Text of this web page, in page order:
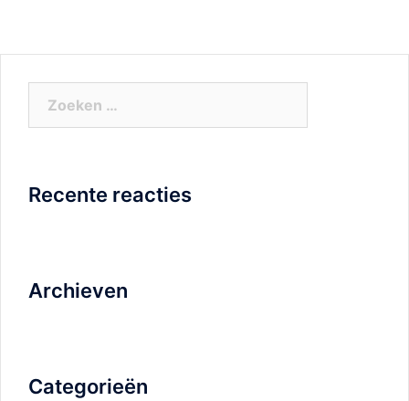
Recente reacties
Archieven
Categorieën